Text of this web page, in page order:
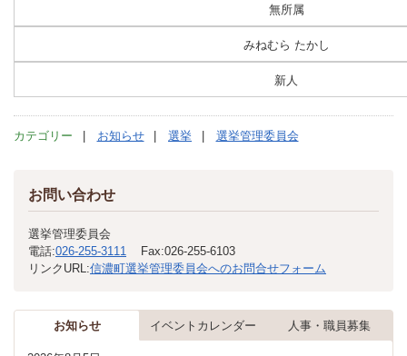
無所属
みねむら たかし
新人
カテゴリー お知らせ 選挙 選挙管理委員会
お問い合わせ
選挙管理委員会
電話:026-255-3111 Fax:026-255-6103
リンクURL:信濃町選挙管理委員会へのお問合せフォーム
お知らせ イベントカレンダー 人事・職員募集